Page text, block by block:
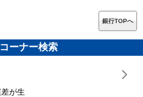
銀行TOPへ
ーナー検索
が生